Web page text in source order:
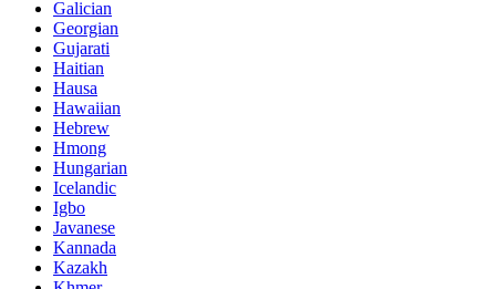
Galician
Georgian
Gujarati
Haitian
Hausa
Hawaiian
Hebrew
Hmong
Hungarian
Icelandic
Igbo
Javanese
Kannada
Kazakh